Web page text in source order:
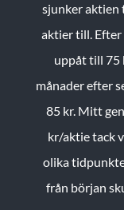
sjunker aktien
aktier till.
uppåt till 75
månader efter
85 kr. Mitt
kr/aktie tack
olika
från början